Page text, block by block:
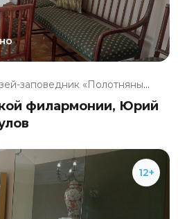
Музей-заповедник «Полотняный З...
филармонии, Юрий
12+